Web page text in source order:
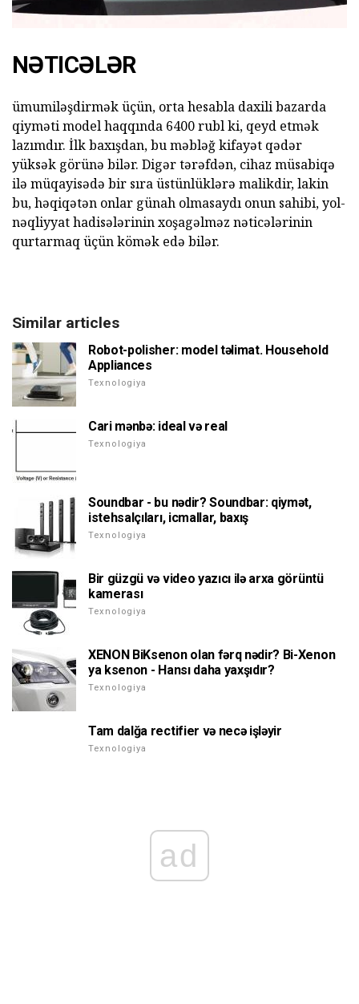
NƏTICƏLƏR
ümumiləşdirmək üçün, orta hesabla daxili bazarda
qiyməti model haqqında 6400 rubl ki, qeyd etmək
lazımdır. İlk baxışdan, bu məbləğ kifayət qədər
yüksək görünə bilər. Digər tərəfdən, cihaz müsabiqə
ilə müqayisədə bir sıra üstünlüklərə malikdir, lakin
bu, həqiqətən onlar günah olmasaydı onun sahibi, yol-
nəqliyyat hadisələrinin xoşagəlməz nəticələrinin
qurtarmaq üçün kömək edə bilər.
Similar articles
Robot-polisher: model təlimat. Household
Appliances
Texnologiya
Cari mənbə: ideal və real
Texnologiya
Soundbar - bu nədir? Soundbar: qiymət,
istehsalçıları, icmallar, baxış
Texnologiya
Bir güzgü və video yazıcı ilə arxa görüntü
kamerası
Texnologiya
XENON BiKsenon olan fərq nədir? Bi-Xenon
ya ksenon - Hansı daha yaxşıdır?
Texnologiya
Tam dalğa rectifier və necə işləyir
Texnologiya
ad